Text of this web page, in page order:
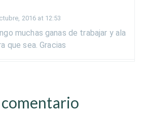
2016 at 12:53
muchas ganas de trabajar y ala
que sea. Gracias